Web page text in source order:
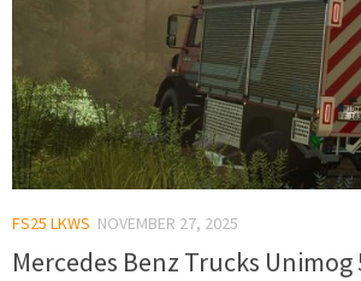
FS25 LKWS NOVEMBER 27, 2025
Mercedes Benz Trucks Unimog